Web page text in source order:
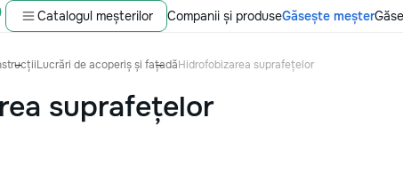
Catalogul meșterilor Companii și produseGăsește meșter
Lucrări de acoperiș și fațadăHidrofobizarea suprafețelor
suprafețelor